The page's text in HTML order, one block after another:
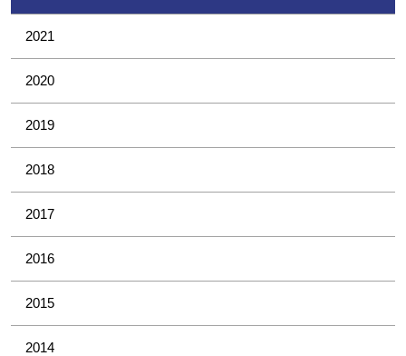
2021
2020
2019
2018
2017
2016
2015
2014